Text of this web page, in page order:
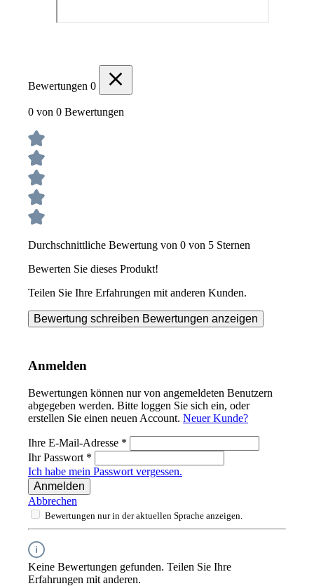
Bewertungen 0
0 von 0 Bewertungen
Durchschnittliche Bewertung von 0 von 5 Sternen
Bewerten Sie dieses Produkt!
Teilen Sie Ihre Erfahrungen mit anderen Kunden.
Bewertung schreiben Bewertungen anzeigen
Anmelden
Bewertungen können nur von angemeldeten Benutzern
abgegeben werden. Bitte loggen Sie sich ein, oder
erstellen Sie einen neuen Account. Neuer Kunde?
Ihre E-Mail-Adresse *
Ihr Passwort *
Ich habe mein Passwort vergessen.
Anmelden
Abbrechen
Bewertungen nur in der aktuellen Sprache anzeigen.
Keine Bewertungen gefunden. Teilen Sie Ihre
Erfahrungen mit anderen.